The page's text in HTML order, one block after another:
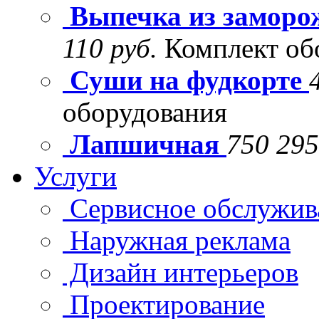
Выпечка из
110 руб. Комплект
Суши на фудкорте
оборудования
Лапшичная 750
Услуги
Сервисное
Наружная реклама
Дизайн интерьеров
Проектирование